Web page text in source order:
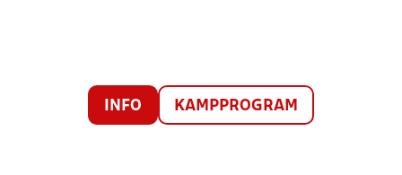
INFO KAMPPROGRAM